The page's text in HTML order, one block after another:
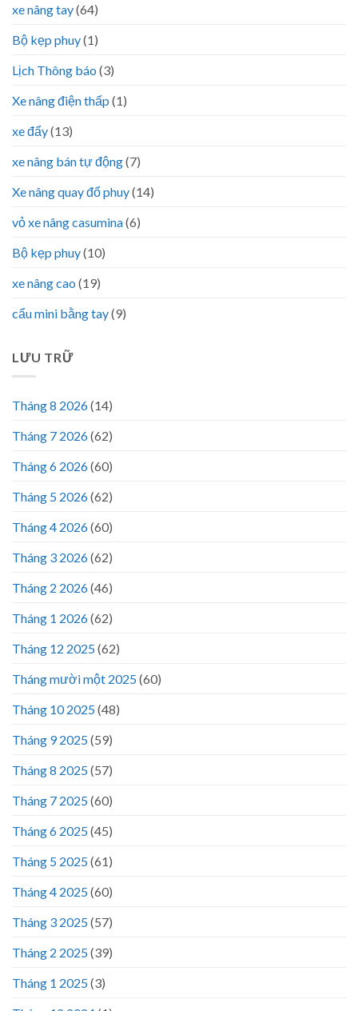
xe nâng tay(64)
Bộ kẹp phuy(1)
Lịch Thông báo (3)
Xe nâng điện thấp (1)
xe đẩy(13)
xe nâng bán tự động(7)
Xe nâng quay đổ phuy(14)
vỏ xe nâng casumina(6)
Bộ kẹp phuy(10)
xe nâng cao (19)
cẩu mini bằng tay(9)
LƯU TRỮ
Tháng 8 2026(14)
Tháng 7 2026(62)
Tháng 6 2026(60)
Tháng 5 2026(62)
Tháng 4 2026(60)
Tháng 3 2026(62)
Tháng 2 2026(46)
Tháng 1 2026(62)
Tháng 12 2025(62)
Tháng mười một 2025(60)
Tháng 10 2025(48)
Tháng 9 2025(59)
Tháng 8 2025(57)
Tháng 7 2025(60)
Tháng 6 2025(45)
Tháng 5 2025(61)
Tháng 4 2025(60)
Tháng 3 2025(57)
Tháng 2 2025(39)
Tháng 1 2025(3)